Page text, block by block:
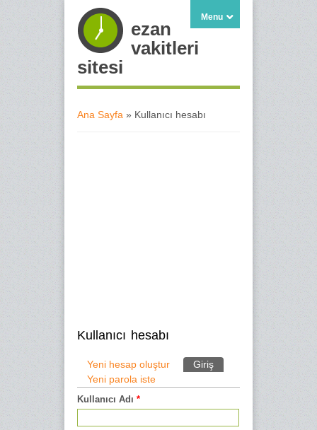
ezan
vakitleri
sitesi
Menu
Ana Sayfa » Kullanıcı hesabı
Kullanıcı hesabı
Birincil sekmeler
Yeni hesap oluştur Giriş (etkin sekme)
Yeni parola iste
Kullanıcı Adı *